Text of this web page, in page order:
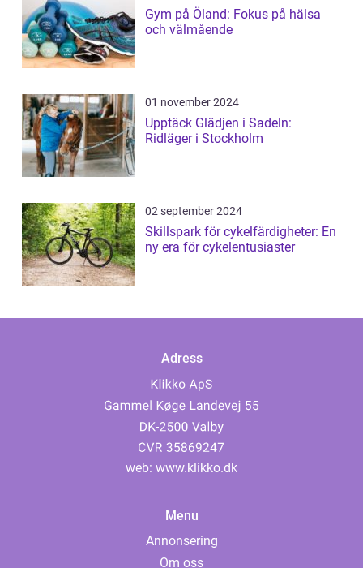
Gym på Öland: Fokus på hälsa
och välmående
01 november 2024
Upptäck Glädjen i Sadeln:
Ridläger i Stockholm
02 september 2024
Skillspark för cykelfärdigheter: En
ny era för cykelentusiaster
Adress
web: www.klikko.dk
Menu
Annonsering
Om oss